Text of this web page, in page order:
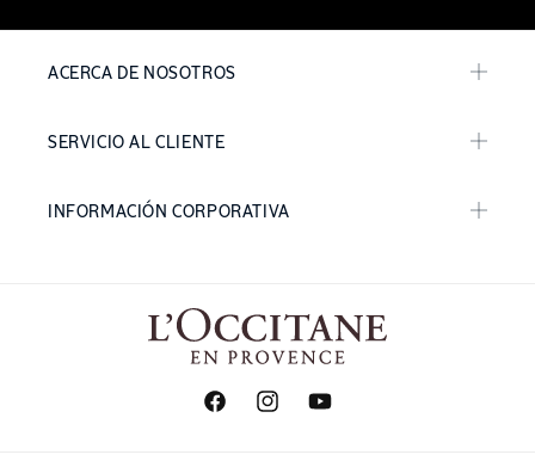
ACERCA DE NOSOTROS
SERVICIO AL CLIENTE
INFORMACIÓN CORPORATIVA
FacebookInstagramYouTube